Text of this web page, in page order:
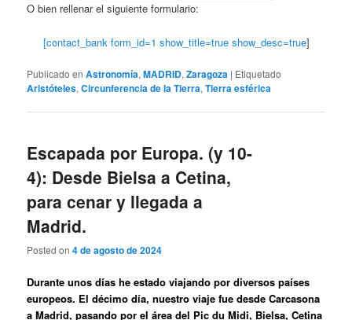
O bien rellenar el siguiente formulario:
[contact_bank form_id=1 show_title=true show_desc=true]
Publicado en Astronomía,MADRID,Zaragoza | Etiquetado
Aristóteles,Circunferencia de la Tierra,Tierra esférica
Escapada por Europa. (y 10-
4): Desde Bielsa a Cetina,
para cenar y llegada a
Madrid.
Posted on4 de agosto de 2024
Durante unos días he estado viajando por diversos países
europeos. El décimo día, nuestro viaje fue desde Carcasona
a Madrid, pasando por el área del Pic du Midi, Bielsa, Cetina